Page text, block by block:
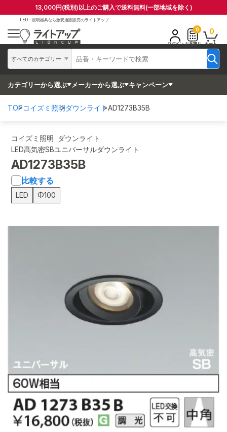
13,000円(税別)以上のご購入で送料無料(一部地域を除く)
LED・照明器具なら激安通販販売のライトアップ
すべてのカテゴリー
ログイン
0
お見積り
0
カート
カテゴリーから選ぶ メーカーから選ぶ キャンペーン
TOPコイズミ照明ダウンライトAD1273B35B
コイズミ照明 ダウンライト
LED高気密SBユニバーサルダウンライト
AD1273B35B
比較する
LED Φ100